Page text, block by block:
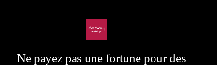
Ne payez pas une fortune pour des